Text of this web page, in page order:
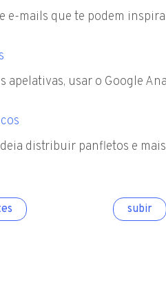
e-mails que te podem
apelativas, usar o Google
distribuir panfletos e
subir